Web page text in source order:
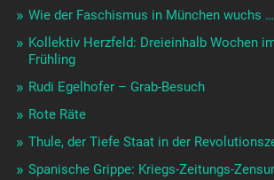
Wie der Faschismus in München wuchs …
Kollektiv Herzfeld: Dreieinhalb Wochen
Frühling
Rudi Egelhofer – Grab-Besuch
Rote Räte
Thule, der Tiefe Staat in der
Spanische Grippe: Kriegs-Zeitungs-Zensur